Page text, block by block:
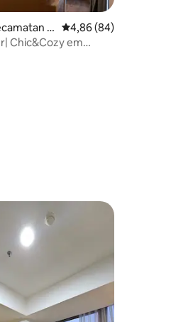
5, 22 avaliações
K 4,86 de uma
4,86 (84)
Chic&Cozy em